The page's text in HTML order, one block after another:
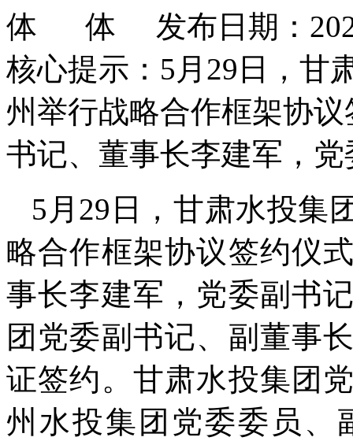
发布日期：
核心提示：5月29日，甘
州举行战略合作框架协
书记、董事长李建军，
5月29日，甘肃水投集
略合作框架协议签约仪
事长李建军，党委副书
团党委副书记、副董事
证签约。甘肃水投集团
州水投集团党委委员、